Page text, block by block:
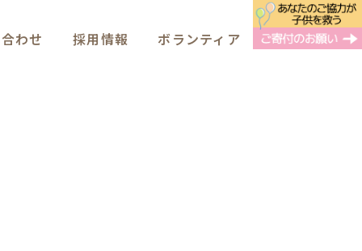
わせ 採用情報 ボランティア